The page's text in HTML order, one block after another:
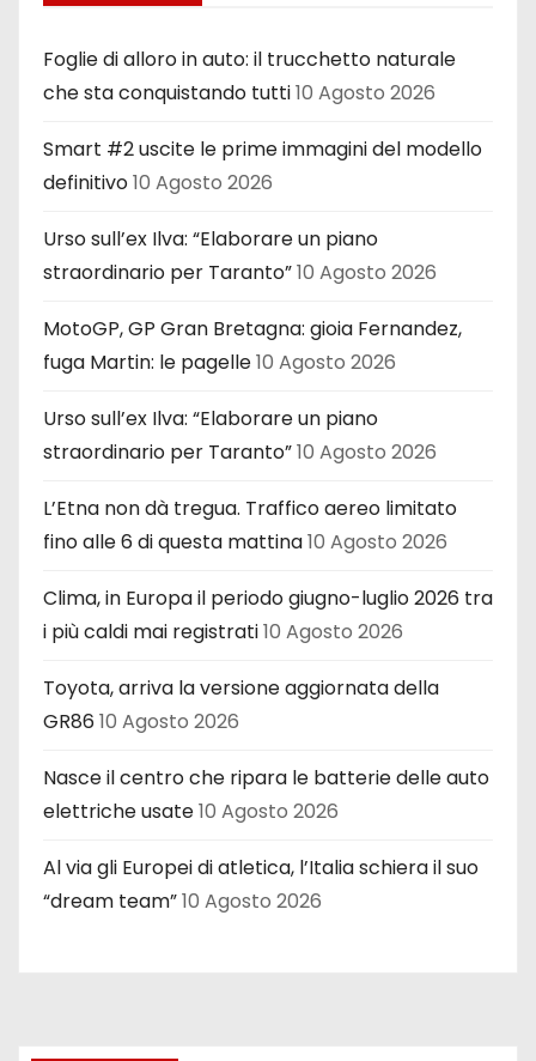
Foglie di alloro in auto: il trucchetto naturale
che sta conquistando tutti10 Agosto 2026
Smart #2 uscite le prime immagini del modello
definitivo10 Agosto 2026
Urso sull’ex Ilva: “Elaborare un piano
straordinario per Taranto”10 Agosto 2026
MotoGP, GP Gran Bretagna: gioia Fernandez,
fuga Martin: le pagelle10 Agosto 2026
Urso sull’ex Ilva: “Elaborare un piano
straordinario per Taranto”10 Agosto 2026
L’Etna non dà tregua. Traffico aereo limitato
fino alle 6 di questa mattina10 Agosto 2026
Clima, in Europa il periodo giugno-luglio 2026 tra
i più caldi mai registrati10 Agosto 2026
Toyota, arriva la versione aggiornata della
GR86 10 Agosto 2026
Nasce il centro che ripara le batterie delle auto
elettriche usate10 Agosto 2026
Al via gli Europei di atletica, l’Italia schiera il suo
“dream team”10 Agosto 2026